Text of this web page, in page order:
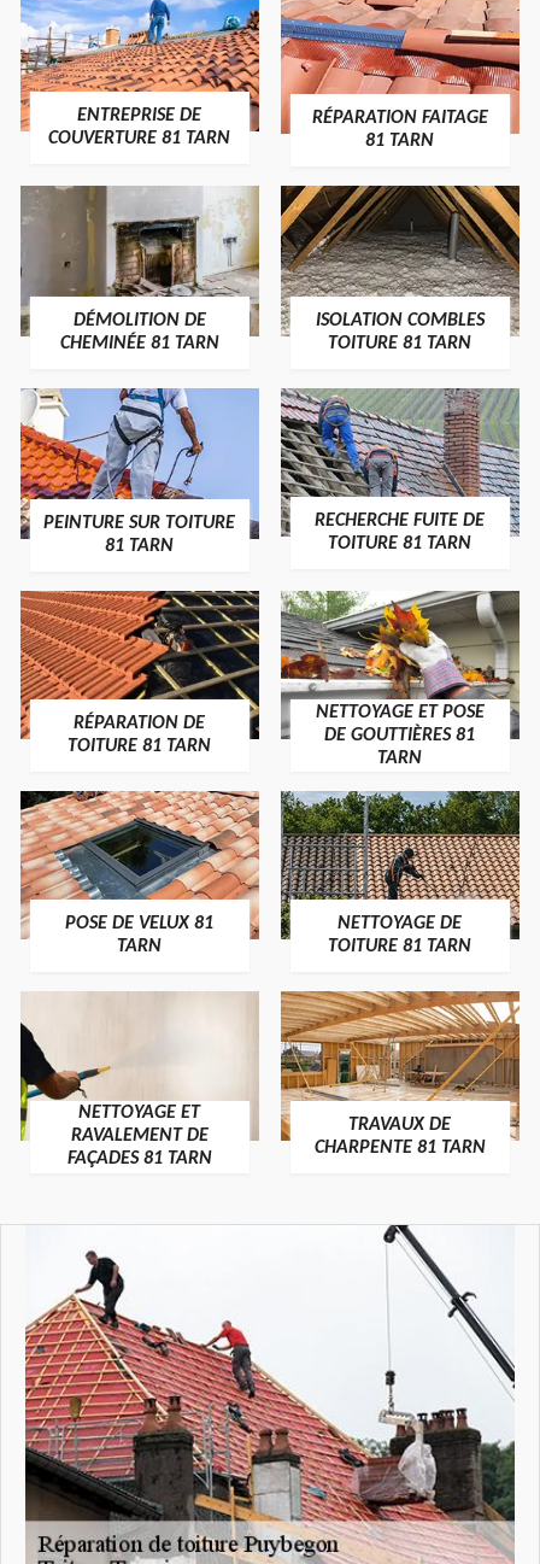
ENTREPRISE DE
COUVERTURE 81 TARN
RÉPARATION FAITAGE
81 TARN
DÉMOLITION DE
CHEMINÉE 81 TARN
ISOLATION COMBLES
TOITURE 81 TARN
PEINTURE SUR TOITURE
81 TARN
RECHERCHE FUITE DE
TOITURE 81 TARN
RÉPARATION DE
TOITURE 81 TARN
NETTOYAGE ET POSE
DE GOUTTIÈRES 81
TARN
POSE DE VELUX 81
TARN
NETTOYAGE DE
TOITURE 81 TARN
NETTOYAGE ET
RAVALEMENT DE
FAÇADES 81 TARN
TRAVAUX DE
CHARPENTE 81 TARN